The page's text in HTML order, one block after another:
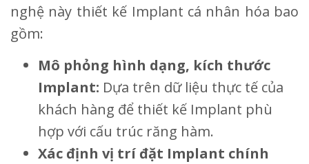
nghệ này thiết kế Implant cá nhân hóa bao
gồm:
Mô phỏng hình dạng, kích thước
Implant: Dựa trên dữ liệu thực tế của
khách hàng để thiết kế Implant phù
hợp với cấu trúc răng hàm.
Xác định vị trí đặt Implant chính